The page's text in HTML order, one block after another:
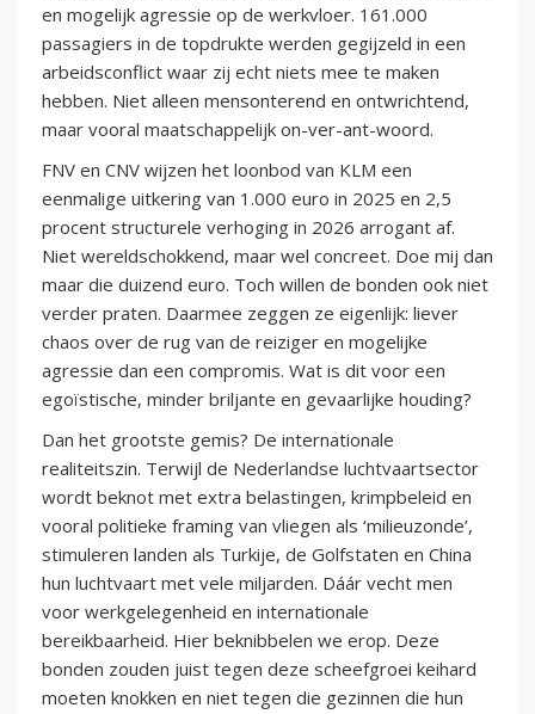
en mogelijk agressie op de werkvloer. 161.000
passagiers in de topdrukte werden gegijzeld in een
arbeidsconflict waar zij echt niets mee te maken
hebben. Niet alleen mensonterend en ontwrichtend,
maar vooral maatschappelijk on-ver-ant-woord.
FNV en CNV wijzen het loonbod van KLM een
eenmalige uitkering van 1.000 euro in 2025 en 2,5
procent structurele verhoging in 2026 arrogant af.
Niet wereldschokkend, maar wel concreet. Doe mij dan
maar die duizend euro. Toch willen de bonden ook niet
verder praten. Daarmee zeggen ze eigenlijk: liever
chaos over de rug van de reiziger en mogelijke
agressie dan een compromis. Wat is dit voor een
egoïstische, minder briljante en gevaarlijke houding?
Dan het grootste gemis? De internationale
realiteitszin. Terwijl de Nederlandse luchtvaartsector
wordt beknot met extra belastingen, krimpbeleid en
vooral politieke framing van vliegen als ‘milieuzonde’,
stimuleren landen als Turkije, de Golfstaten en China
hun luchtvaart met vele miljarden. Dáár vecht men
voor werkgelegenheid en internationale
bereikbaarheid. Hier beknibbelen we erop. Deze
bonden zouden juist tegen deze scheefgroei keihard
moeten knokken en niet tegen die gezinnen die hun